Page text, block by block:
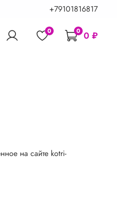
+79101816817
0 0 0 ₽
на сайте kotri-